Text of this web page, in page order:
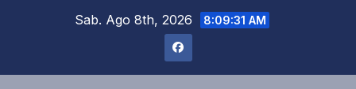
Sab. Ago 8th, 2026 8:09:32 AM